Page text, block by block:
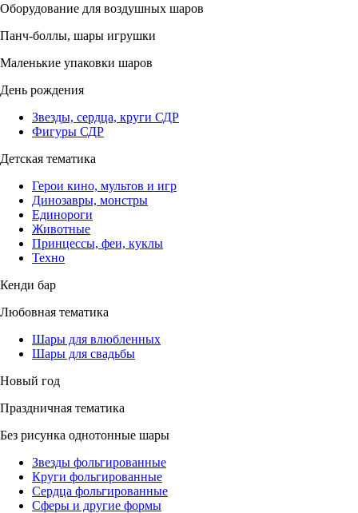
Оборудование для воздушных шаров
Панч-боллы, шары игрушки
Маленькие упаковки шаров
День рождения
Звезды, сердца, круги СДР
Фигуры СДР
Детская тематика
Герои кино, мультов и игр
Динозавры, монстры
Единороги
Животные
Принцессы, феи, куклы
Техно
Кенди бар
Любовная тематика
Шары для влюбленных
Шары для свадьбы
Новый год
Праздничная тематика
Без рисунка однотонные шары
Звезды фольгированные
Круги фольгированные
Сердца фольгированные
Сферы и другие формы